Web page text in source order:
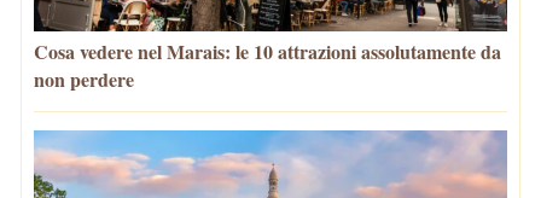
Cosa vedere nel Marais: le 10 attrazioni assolutamente da
non perdere